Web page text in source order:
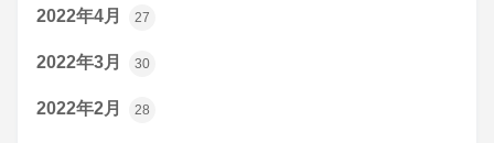
2022年4月 27
2022年3月 30
2022年2月 28